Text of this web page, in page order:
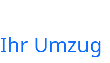
Ihr Umzug